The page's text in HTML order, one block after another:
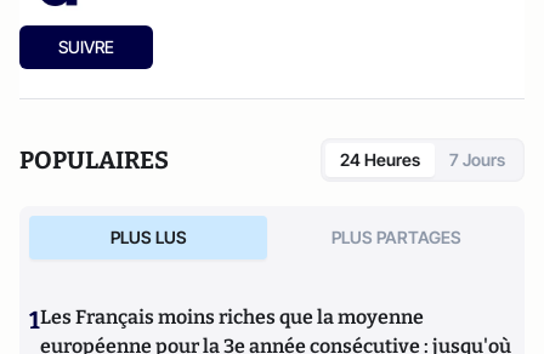
SUIVRE
POPULAIRES 24 Heures 7 Jours
PLUS LUS PLUS PARTAGES
1Les Français moins riches que la moyenne
européenne pour la 3e année consécutive : jusqu'où